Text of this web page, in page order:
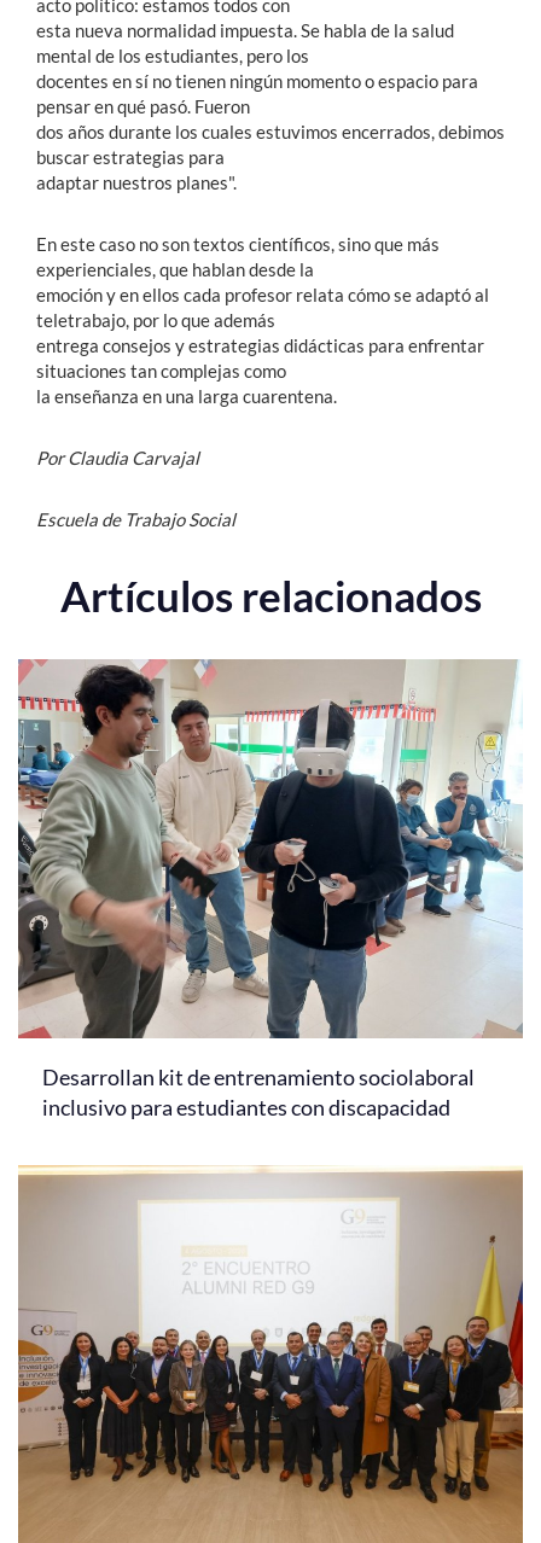
esta nueva normalidad impuesta. Se habla de la salud
mental de los estudiantes, pero los
docentes en sí no tienen ningún momento o espacio para
pensar en qué pasó. Fueron
dos años durante los cuales estuvimos encerrados, debimos
buscar estrategias para
adaptar nuestros planes".
En este caso no son textos científicos, sino que más
experienciales, que hablan desde la
emoción y en ellos cada profesor relata cómo se adaptó al
teletrabajo, por lo que además
entrega consejos y estrategias didácticas para enfrentar
situaciones tan complejas como
la enseñanza en una larga cuarentena.
Por Claudia Carvajal
Escuela de Trabajo Social
Artículos relacionados
Desarrollan kit de entrenamiento sociolaboral
inclusivo para estudiantes con discapacidad